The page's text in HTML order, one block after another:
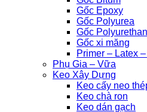
Gốc Epoxy
Gốc Polyurea
Gốc
Gốc xi măng
Primer – Latex
Phụ Gia – Vữa
Keo Xây Dựng
Keo cấy neo
Keo chà ron
Keo dán gạch